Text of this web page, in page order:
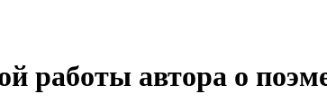
работы автора о